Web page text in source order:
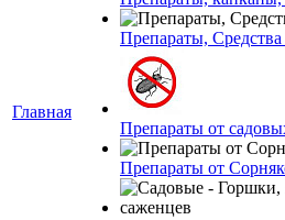
Главная
Препараты,
Препараты от
Препараты от